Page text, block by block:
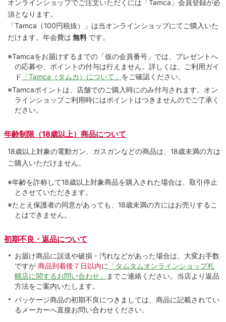
オンラインショップでご注⽂いただくには「Tamca」会員登録が必
須となります。
「Tamca （100円税抜）
」は当オンラインショップにてご購⼊いた
だけます。 年会費は 無料 です。
※Tamcaをお届けするまでの「仮の会員番号」では、プレゼントへ
の応募や、ポイントの付与は⾏えません。詳しくは、ご利⽤ガイ
ド 「Tamca（タムカ）について」 をご確認ください。
※Tamcaポイントは、店舗でのご購⼊時にのみ付与されます。オン
ラインショップご利用時にはポイントはつきませんのでご了承く
ださい。
年齢制限（18歳以上）商品について
18歳以上対象の電動ガン、ガスガンなどの商品は、18歳未満の方は
ご購入いただけません。
※年齢を詐称して18歳以上対象商品を購入された場合は、取引停止
とさせていただきます。
※たとえ保護者の同意があっても、18歳未満の方にはお売りするこ
とはできません。
初期不良・返品について
お届け商品に誤送や破損・汚れなどがあった場合は、大変お手数
ですが 商品到着後７日以内に 「タムタムオンラインショップ札
幌店に関するお問い合わせ」
までご連絡ください。当店より返品
方法をご案内いたします。
パッケージ商品の初期不良につきましては、商品に記載されてい
るメーカーへ直接お問い合わせください。